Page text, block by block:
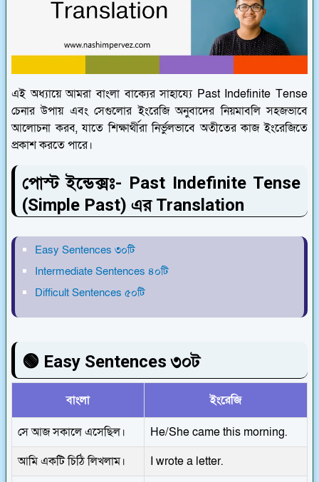
এই অধ্যায়ে আমরা বাংলা বাক্যের সাহায্যে Past Indefinite Tense
চেনার উপায় এবং সেগুলোর ইংরেজি অনুবাদের নিয়মাবলি সহজভাবে
আলোচনা করব, যাতে শিক্ষার্থীরা নির্ভুলভাবে অতীতের কাজ ইংরেজিতে
প্রকাশ করতে পারে।
পোস্ট ইন্ডেক্সঃ- Past Indefinite Tense
(Simple Past) এর Translation
Easy Sentences ৩০টি
Intermediate Sentences ৪০টি
Difficult Sentences ৫০টি
🟢 Easy Sentences ৩০ট
বাংলা ইংরেজি
সে আজ সকালে এসেছিল।
He/She came this morning.
আমি একটি চিঠি লিখলাম।
I wrote a letter.